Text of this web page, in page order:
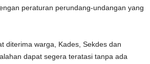
peraturan perundang-undangan yang
diterima warga, Kades, Sekdes dan
dapat segera teratasi tanpa ada